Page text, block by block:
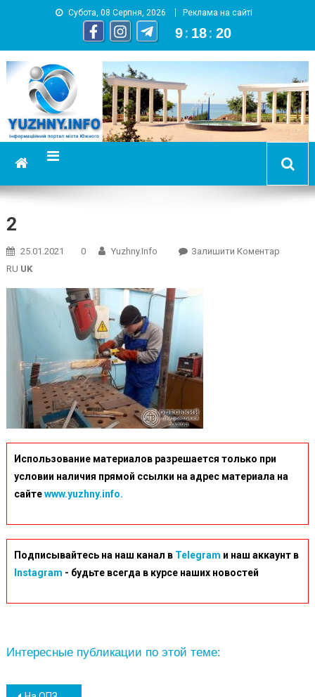
Субота, 08 Серпня, 2026 Реклама на сайті
9 : 18 : 20
YUZHNY.INFO
информационный портал города Южный
2
25.01.2021 0 Yuzhny.info Залишити КоментарOn
RU UK
Использование материалов разрешается только при
условии наличия прямой ссылки на адрес материала на
сайтеwww.yuzhny.info.
Подписывайтесь на наш канал в Telegram и наш аккаунт в
Instagram - будьте всегда в курсе наших новостей
Интересные публикации по этой теме: